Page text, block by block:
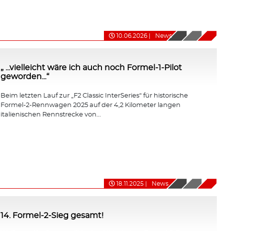
10.06.2026 News
„ ...vielleicht wäre ich auch noch Formel-1-Pilot
geworden...“
Beim letzten Lauf zur „F2 Classic InterSeries“ für historische
Formel-2-Rennwagen 2025 auf der 4,2 Kilometer langen
italienischen Rennstrecke von...
18.11.2025 News
14. Formel-2-Sieg gesamt!